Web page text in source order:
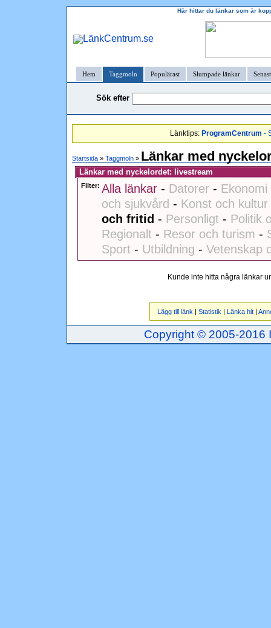
Här hittar du länkar som är
Hem Taggmoln Populärast Slumpade länkar
Sök efter
Länktips: ProgramCentrum -
Startsida » Taggmoln » Länkar med
Länkar med nyckelordet: livestream
Filter: Alla länkar - Datorer -
och sjukvård - Konst och kultur
och fritid - Personligt - Politik
Regionalt - Resor och turism -
Sport - Utbildning - Vetenskap
Kunde inte hitta några länkar
Lägg till länk | Statistik | Länka hit|
Copyright © 2005-2016